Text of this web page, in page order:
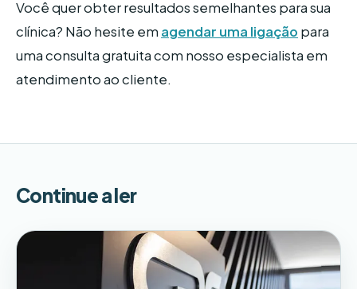
Você quer obter resultados semelhantes para sua
clínica? Não hesite em agendar uma ligação para
uma consulta gratuita com nosso especialista em
atendimento ao cliente.
Continue a ler